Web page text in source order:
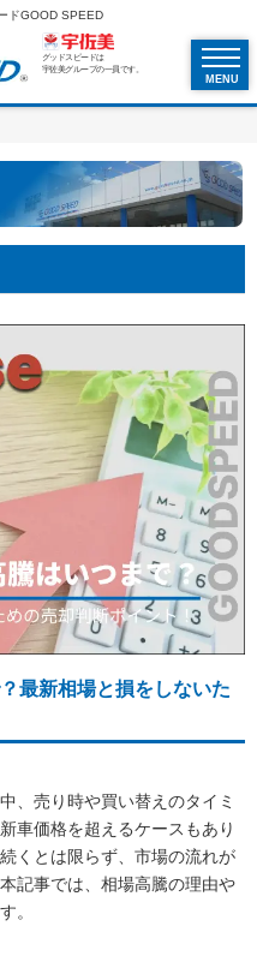
ドGOOD SPEED
グッドスピードは
宇佐美グループの一員です。
MENU
最新相場と損をしないた
、売り時や買い替えのタイミ
車価格を超えるケースもあり
くとは限らず、市場の流れが
記事では、相場高騰の理由や
。